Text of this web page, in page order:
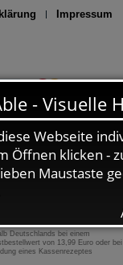
Impressum
Seite drucken
10 11 422
Rufnummer
Deutschlands bei einem
von 13,99 Euro oder bei
eines Kassenrezeptes